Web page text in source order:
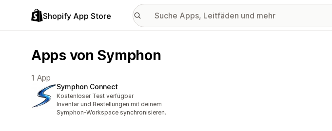
Shopify App Store
Apps von Symphon
1 App
Symphon Connect
Kostenloser Test verfügbar
Inventar und Bestellungen mit deinem
Symphon-Workspace synchronisieren.